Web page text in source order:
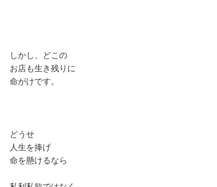
しかし、どこの
お店も生き残りに
命がけです。
どうせ
人生を捧げ
命を懸けるなら